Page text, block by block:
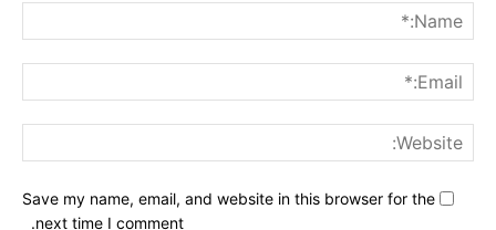
Save my name, email, and website in this browser for the
next time I comment.